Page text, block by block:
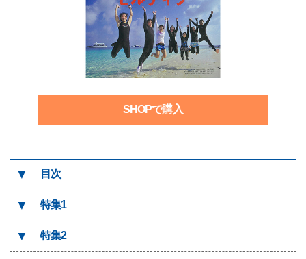
SHOPで購入
▼ 目次
▼ 特集1
▼ 特集2